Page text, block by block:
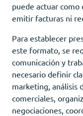
puede actuar como
emitir facturas ni
Para establecer
este formato, se
comunicación y
necesario definir
marketing, análisis
comerciales,
negociaciones,